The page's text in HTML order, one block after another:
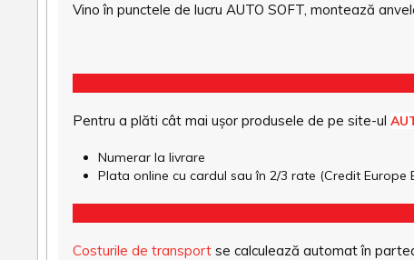
Vino în punctele de lucru AUTO SOFT, montează
Pentru a plăti cât mai ușor produsele de pe site-ul
Numerar la livrare
Plata online cu cardul sau în 2/3 rate (Credit Europe
Costurile de transport se calculează automat în